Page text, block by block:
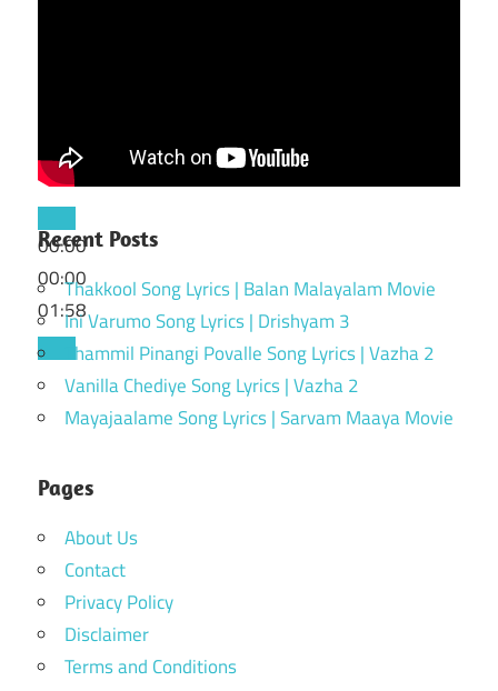
00:00
00:00
01:58
Recent Posts
Thakkool Song Lyrics | Balan Malayalam Movie
Ini Varumo Song Lyrics | Drishyam 3
Thammil Pinangi Povalle Song Lyrics | Vazha 2
Vanilla Chediye Song Lyrics | Vazha 2
Mayajaalame Song Lyrics | Sarvam Maaya Movie
Pages
About Us
Contact
Privacy Policy
Disclaimer
Terms and Conditions